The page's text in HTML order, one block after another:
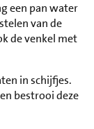
een pan water
van de
de venkel met
in schijfjes.
bestrooi deze